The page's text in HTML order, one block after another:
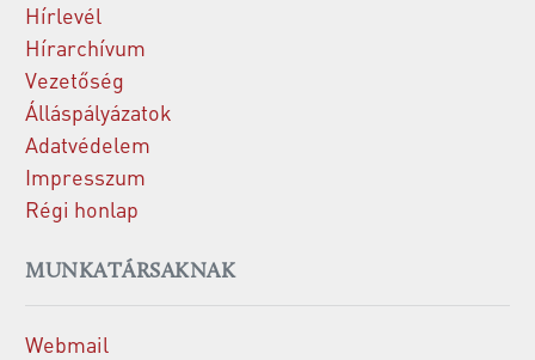
Hírlevél
Hírarchívum
Vezetőség
Álláspályázatok
Adatvédelem
Impresszum
Régi honlap
MUNKATÁRSAKNAK
Webmail